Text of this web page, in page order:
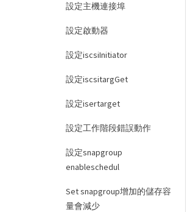
設定主機連接埠
設定啟動器
設定iscsiInitiator
設定iscsitargGet
設定isertarget
設定工作階段錯誤動作
設定snapgroup
enableschedul
Set snapgroup增加的儲存容
量會減少